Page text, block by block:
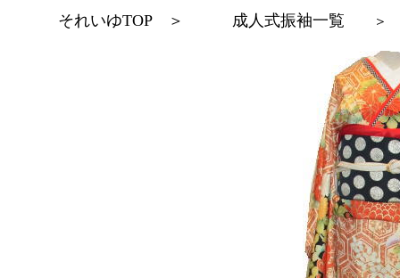
それいゆTOP ＞ 成人式振袖一覧 ＞